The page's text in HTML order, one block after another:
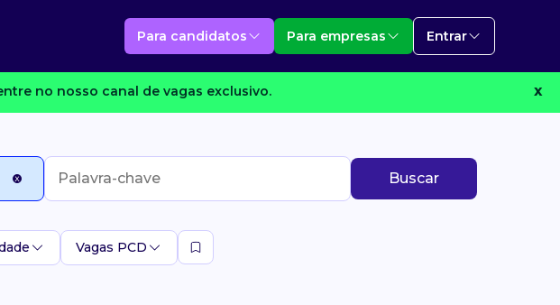
Para candidatos Para empresas Entrar
no nosso canal de vagas exclusivo. X
Buscar
Vagas PCD